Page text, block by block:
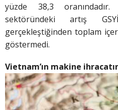
yüzde 38,3
sektöründeki artış
gerçekleştiğinden toplam
göstermedi.
Vietnam’ın makine